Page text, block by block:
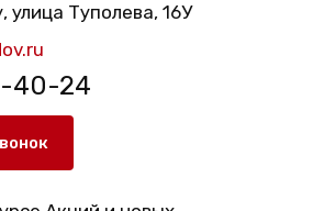
Туполева, 16У
40-24